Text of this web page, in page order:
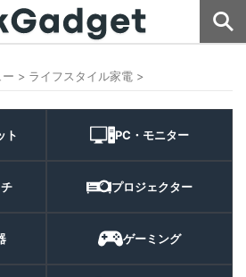
> ライフスタイル家電 >
ト PC・モニター
プロジェクター
ゲーミング